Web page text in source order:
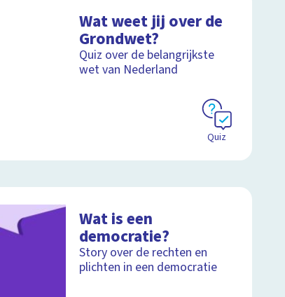
Wat weet jij over de
Grondwet?
Quiz over de belangrijkste
wet van Nederland
Quiz
Wat is een
democratie?
Story over de rechten en
plichten in een democratie